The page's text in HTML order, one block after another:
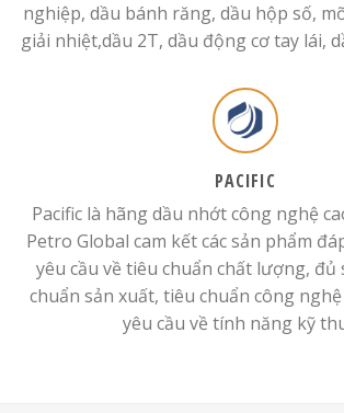
nghiệp, dầu bánh răng, dầu hộp số,
giải nhiệt,dầu 2T, dầu động cơ tay lái,
PACIFIC
Pacific là hãng dầu nhớt công nghệ
Petro Global cam kết các sản phẩm
yêu cầu về tiêu chuẩn chất lượng,
chuẩn sản xuất, tiêu chuẩn công nghệ
yêu cầu về tính năng kỹ